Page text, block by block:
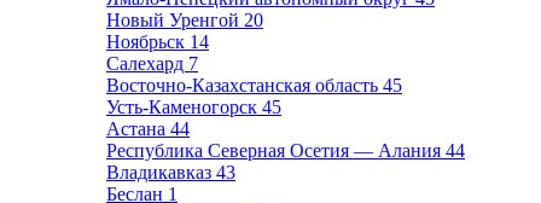
Новый Уренгой 20
Ноябрьск 14
Салехард 7
Восточно-Казахстанская область 45
Усть-Каменогорск 45
Астана 44
Республика Северная Осетия — Алания 44
Владикавказ 43
Беслан 1